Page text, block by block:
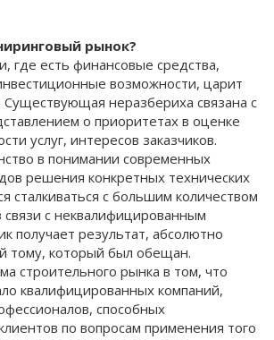
рынок?
где есть финансовые средства,
возможности, царит
Существующая неразбериха связана с
о приоритетах в оценке
услуг, интересов заказчиков.
в понимании современных
решения конкретных технических
сталкиваться с большим количеством
связи с неквалифицированным
получает результат, абсолютно
тому, который был обещан.
строительного рынка в том, что
квалифицированных компаний,
способных
по вопросам применения того